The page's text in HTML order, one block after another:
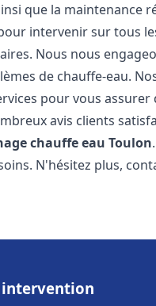
que la maintenance
intervenir sur tous
Nous nous
de chauffe-eau.
pour vous
avis clients
chauffe eau Toulon
N'hésitez plus,
intervention